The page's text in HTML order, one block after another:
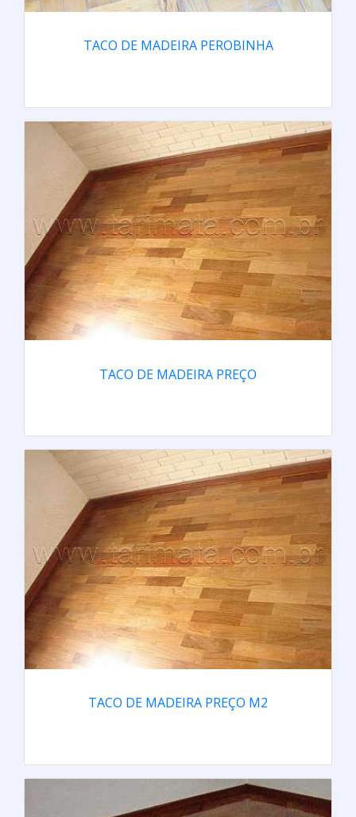
TACO DE MADEIRA PEROBINHA
TACO DE MADEIRA PREÇO
TACO DE MADEIRA PREÇO M2